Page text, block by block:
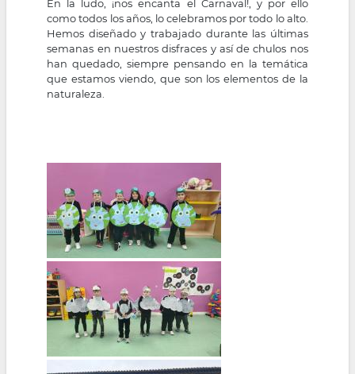
navegación
En la ludo, ¡nos encanta el Carnaval!, y por ello
como todos los años, lo celebramos por todo lo alto.
Hemos diseñado y trabajado durante las últimas
semanas en nuestros disfraces y así de chulos nos
han quedado, siempre pensando en la temática
que estamos viendo, que son los elementos de la
naturaleza.